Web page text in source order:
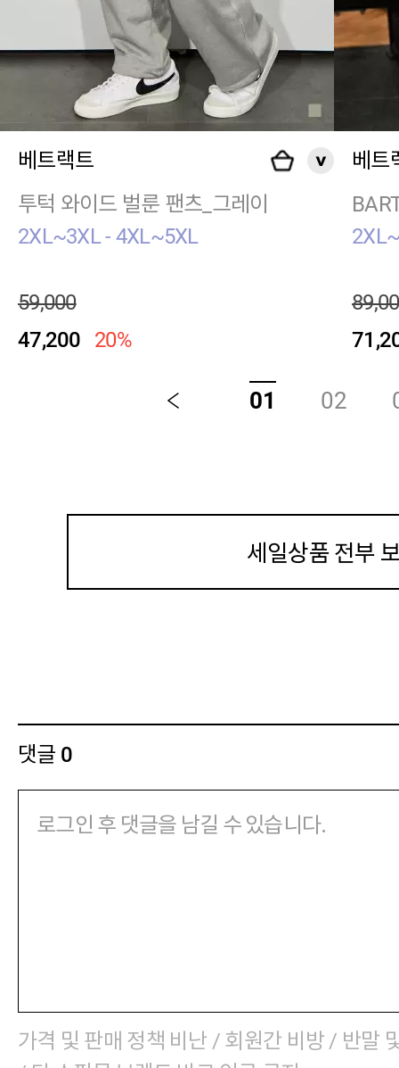
베트랙트
투턱 와이드 벌룬 팬츠_그레이
2XL~3XL - 4XL~5XL
59,000
47,200
20%
베트
01 02
세일상품 전부
댓글 0
가격 및 판매 정책 비난 / 회원간 비방 / 반말